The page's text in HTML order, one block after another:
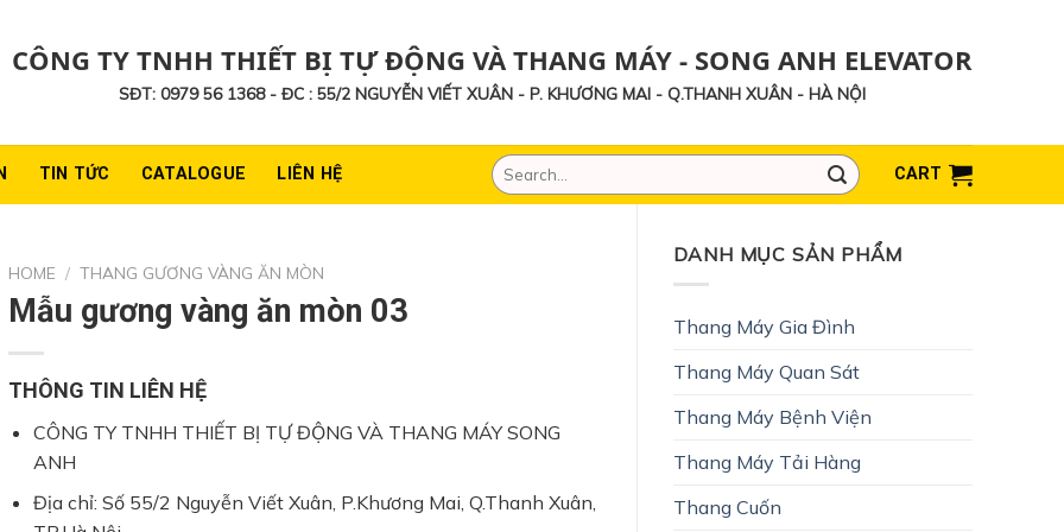
CÔNG TY TNHH THIẾT BỊ TỰ ĐỘNG VÀ THANG MÁY - SONG ANH ELEVATOR
SĐT: 0979 56 1368 - ĐC : 55/2 NGUYỄN VIẾT XUÂN - P. KHƯƠNG MAI - Q.THANH XUÂN - HÀ NỘI
TIN TỨC CATALOGUE LIÊN HỆ
Search
for:
CART
DANH MỤC SẢN PHẨM
Thang Máy Gia Đình
Thang Máy Quan Sát
Thang Máy Bệnh Viện
Thang Máy Tải Hàng
Thang Cuốn
HOME / THANG GƯƠNG VÀNG ĂN MÒN
Mẫu gương vàng ăn mòn 03
THÔNG TIN LIÊN HỆ
CÔNG TY TNHH THIẾT BỊ TỰ ĐỘNG VÀ THANG MÁY SONG
ANH
Địa chỉ: Số 55/2 Nguyễn Viết Xuân, P.Khương Mai, Q.Thanh Xuân,